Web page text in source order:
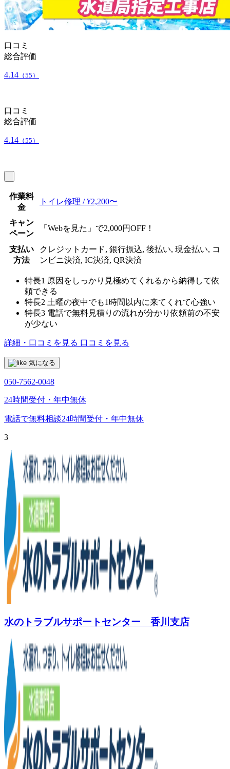
口コミ
総合評価
4.14 （55）
口コミ
総合評価
4.14 （55）
作業料
金
トイレ修理 / ¥2,200〜
キャン
ペーン
「Webを見た」で2,000円OFF！
支払い
方法
クレジットカード, 銀行振込, 後払い, 現金払い, コ
ンビニ決済, IC決済, QR決済
特長1 原因をしっかり見極めてくれるから納得して依
頼できる
特長2 土曜の夜中でも1時間以内に来てくれて心強い
特長3 電話で無料見積りの流れが分かり依頼前の不安
が少ない
詳細・口コミを見る 口コミを見る
気になる
050-7562-0048
24時間受付・年中無休
電話で無料相談24時間受付・年中無休
3
水のトラブルサポートセンター 香川支店